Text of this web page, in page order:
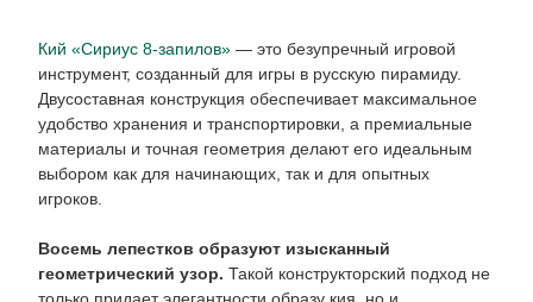
Кий «Сириус 8-запилов»— это безупречный игровой
инструмент, созданный для игры в русскую пирамиду.
Двусоставная конструкция обеспечивает максимальное
удобство хранения и транспортировки, а премиальные
материалы и точная геометрия делают его идеальным
выбором как для начинающих, так и для опытных
игроков.
Восемь лепестков образуют изысканный
геометрический узор. Такой конструкторский подход не